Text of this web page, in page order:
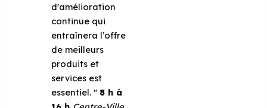
d'amélioration
continue qui
entraînera l’offre
de meilleurs
produits et
services est
essentiel. '' 8 h à